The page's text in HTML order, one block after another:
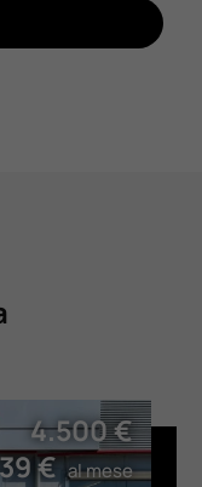
4.500 €
39 €al mese